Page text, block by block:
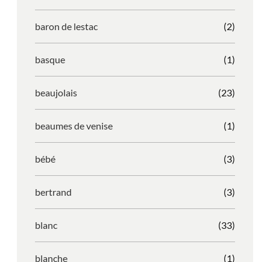
baron de lestac (2)
basque (1)
beaujolais (23)
beaumes de venise (1)
bébé (3)
bertrand (3)
blanc (33)
blanche (1)